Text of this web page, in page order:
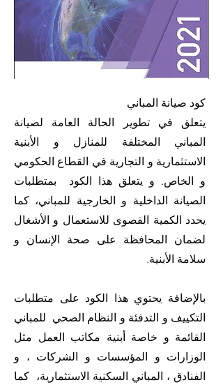
كود صيانة المباني
يتعلق في تطوير الحالة العامة لصيانة
المباني المختلفة للمنازل و الأبنية
الاستثمارية و التجارية في القطاع الحكومي
و الخاص. و يتعلق هذا الكود بمتطلبات
الصيانة الداخلية و الخارجية للمباني، كما
يحدد الكمية القصوى للاستعمال و الأشغال
لضمان المحافظة على صحة الإنسان و
سلامة الأبنية.
بالإضافة يحتوي هذا الكود على متطلبات
التكييف و التدفئة و النظام الصحي للمباني
القائمة و خاصة أبنية مكاتب العمل مثل
الوزارات و المؤسسات و الشركات ، و
الفنادق ، المباني السكنية الاستثمارية، كما